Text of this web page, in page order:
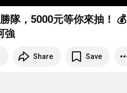
隊，5000元等你來抽！ 💰
強
Share Save